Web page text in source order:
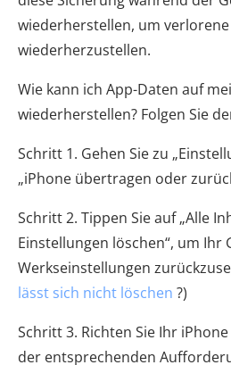
wiederherstellen, um
wiederherzustellen.
Wie kann ich App-Daten auf
wiederherstellen? Folgen Sie
Schritt 1. Gehen Sie zu
„iPhone übertragen oder
Schritt 2. Tippen Sie auf „Alle
Einstellungen löschen“, um Ihr
Werkseinstellungen
lässt sich nicht löschen ?)
Schritt 3. Richten Sie Ihr
der entsprechenden